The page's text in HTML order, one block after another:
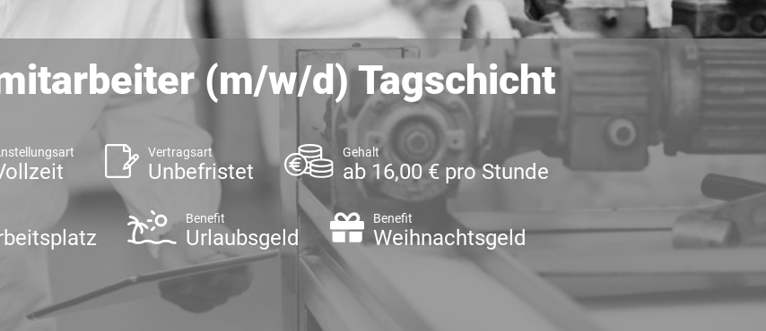
(m/w/d) Tagschicht
Vertragsart
Unbefristet
Gehalt
ab 16,00 € pro Stunde
Benefit
Urlaubsgeld
Benefit
Weihnachtsgeld